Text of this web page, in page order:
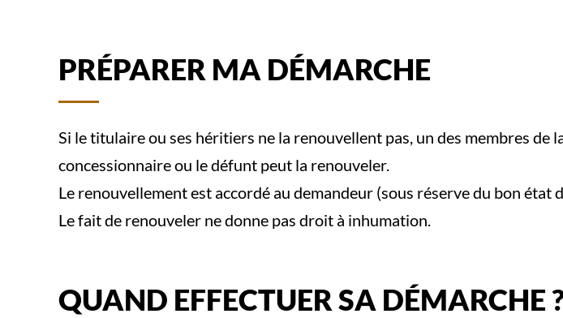
PRÉPARER MA DÉMARCHE
Si le titulaire ou ses héritiers ne la renouvellent pas, un des membres de
concessionnaire ou le défunt peut la renouveler.
Le renouvellement est accordé au demandeur (sous réserve du bon état
Le fait de renouveler ne donne pas droit à inhumation.
QUAND EFFECTUER SA DÉMARCHE